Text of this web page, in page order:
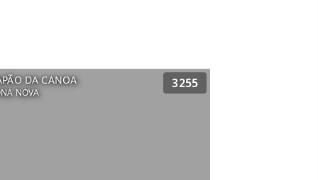
DA CANOA
NOVA
3255